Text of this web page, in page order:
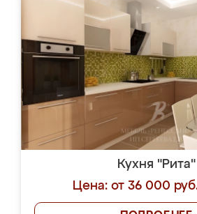
Кухня "Рита"
Цена: от 36 000